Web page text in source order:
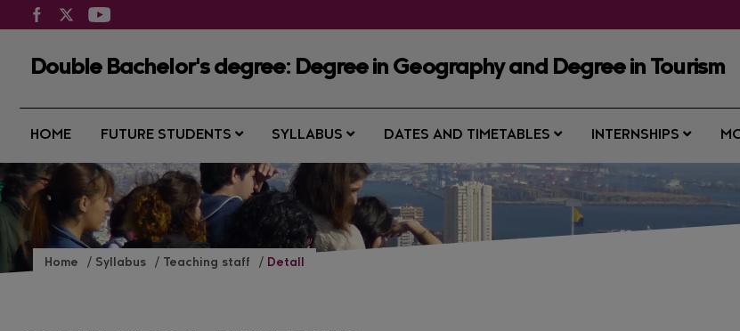
Double Bachelor's degree: Degree in Geography and Degree in Tourism
HOME FUTURE STUDENTS SYLLABUS DATES AND TIMETABLES INTERNSHIPS
Home Syllabus Teaching staff Detall